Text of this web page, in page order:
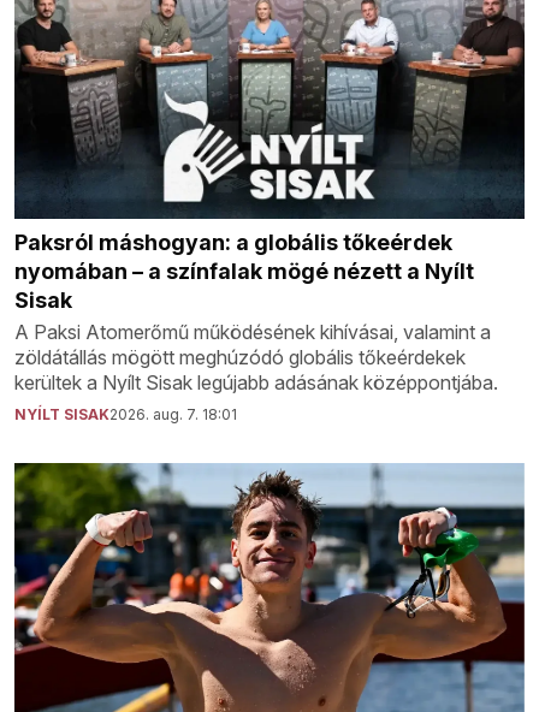
Paksról máshogyan: a globális tőkeérdek
nyomában – a színfalak mögé nézett a Nyílt
Sisak
A Paksi Atomerőmű működésének kihívásai, valamint a
zöldátállás mögött meghúzódó globális tőkeérdekek
kerültek a Nyílt Sisak legújabb adásának középpontjába.
NYÍLT SISAK2026. aug. 7. 18:01